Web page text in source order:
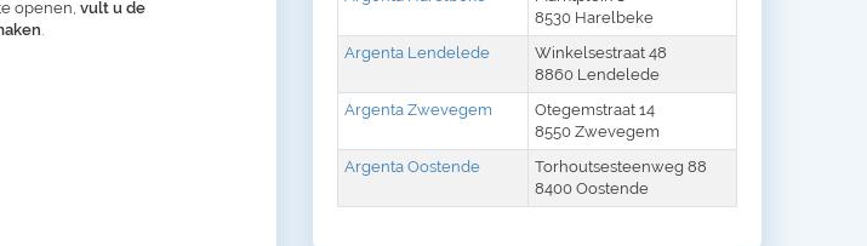
openen, vult u de
.
8530 Harelbeke
Argenta Lendelede
Winkelsestraat 48
8860 Lendelede
Argenta Zwevegem
Otegemstraat 14
8550 Zwevegem
Argenta Oostende
Torhoutsesteenweg 88
8400 Oostende